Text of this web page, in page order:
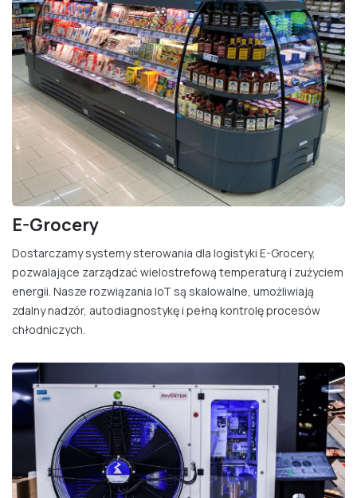
E-Grocery
Dostarczamy systemy sterowania dla logistyki E-Grocery,
pozwalające zarządzać wielostrefową temperaturą i zużyciem
energii. Nasze rozwiązania IoT są skalowalne, umożliwiają
zdalny nadzór, autodiagnostykę i pełną kontrolę procesów
chłodniczych.